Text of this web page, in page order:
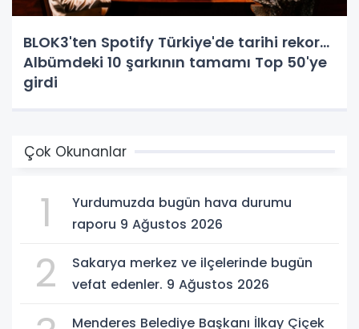
BLOK3'ten Spotify Türkiye'de tarihi rekor...
Albümdeki 10 şarkının tamamı Top 50'ye
girdi
Çok Okunanlar
1
Yurdumuzda bugün hava durumu
raporu 9 Ağustos 2026
2
Sakarya merkez ve ilçelerinde bugün
vefat edenler. 9 Ağustos 2026
Menderes Belediye Başkanı İlkay Çiçek